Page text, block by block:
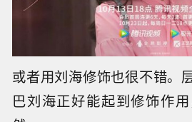
或者用刘海修饰也很不错。
巴刘海正好能起到修饰作